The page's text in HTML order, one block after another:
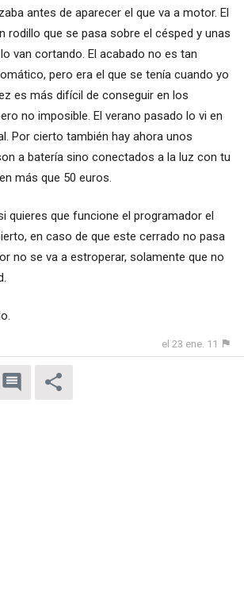
antes de aparecer el que va a motor. El
rodillo que se pasa sobre el césped y unas
van cortando. El acabado no es tan
pero era el que se tenía cuando yo
es más difícil de conseguir en los
no imposible. El verano pasado lo vi en
Por cierto también hay ahora unos
a batería sino conectados a la luz con tu
más que 50 euros.
quieres que funcione el programador el
en caso de que este cerrado no pasa
no se va a estroperar, solamente que no
el 23 ene. 11